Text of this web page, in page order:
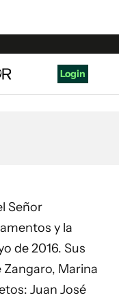
Login
Señor
y la
de 2016. Sus
Zangaro, Marina
Juan José